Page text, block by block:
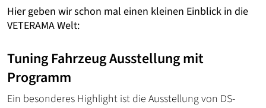
Hier geben wir schon mal einen kleinen Einblick in die
VETERAMA Welt:
Tuning Fahrzeug Ausstellung mit
Programm
Ein besonderes Highlight ist die Ausstellung von DS-